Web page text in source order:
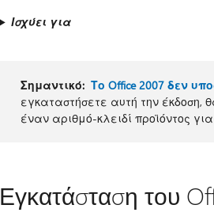
Ισχύει για
Σημαντικό: Το Office 2007 δεν
εγκαταστήσετε αυτή την έκδοση,
έναν αριθμό-κλειδί προϊόντος
Εγκατάσταση του